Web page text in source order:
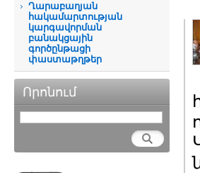
Ղարաբաղյան
հակամարտության
կարգավորման
բանակցային
գործընթացի
փաստաթղթեր
Որոնում